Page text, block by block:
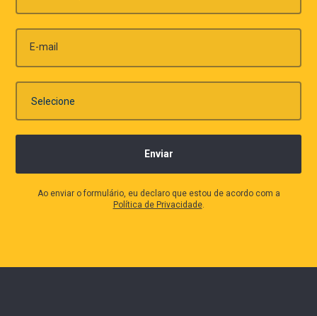
E-mail
Ao enviar o formulário, eu declaro que estou de acordo com a
Política de Privacidade.